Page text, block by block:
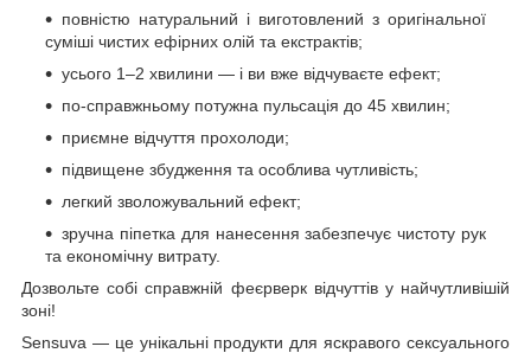
повністю натуральний і виготовлений з оригінальної
суміші чистих ефірних олій та екстрактів;
усього 1–2 хвилини — і ви вже відчуваєте ефект;
по-справжньому потужна пульсація до 45 хвилин;
приємне відчуття прохолоди;
підвищене збудження та особлива чутливість;
легкий зволожувальний ефект;
зручна піпетка для нанесення забезпечує чистоту рук
та економічну витрату.
Дозвольте собі справжній феєрверк відчуттів у найчутливішій
зоні!
Sensuva — це унікальні продукти для яскравого сексуального